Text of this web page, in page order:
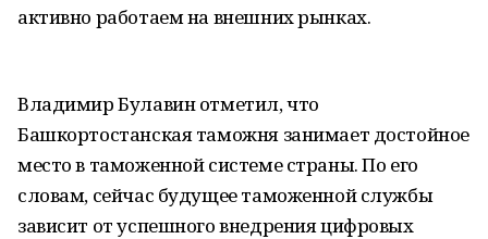
активно работаем на внешних рынках.
Владимир Булавин отметил, что
Башкортостанская таможня занимает достойное
место в таможенной системе страны. По его
словам, сейчас будущее таможенной службы
зависит от успешного внедрения цифровых